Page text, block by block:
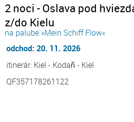
2 noci - Oslava pod
z/do Kielu
na palube »Mein Schiff Flow«
odchod: 20. 11. 2026
itinerár: Kiel - Kodaň - Kiel
QF357178261122